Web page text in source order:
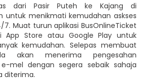
dari Pasir Puteh ke Kajang di
untuk menikmati kemudahan askses
Muat turun aplikasi BusOnlineTicket
App Store atau Google Play untuk
kemudahan. Selepas membuat
akan menerima pengesahan
mel dengan segera sebaik sahaja
diterima.